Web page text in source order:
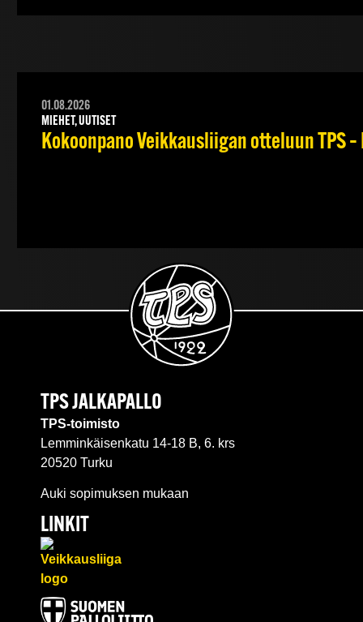
01.08.2026
MIEHET, UUTISET
Kokoonpano Veikkausliigan otteluun TPS
TPS JALKAPALLO
TPS-toimisto
Lemminkäisenkatu 14-18 B, 6. krs
20520 Turku
Auki sopimuksen mukaan
LINKIT